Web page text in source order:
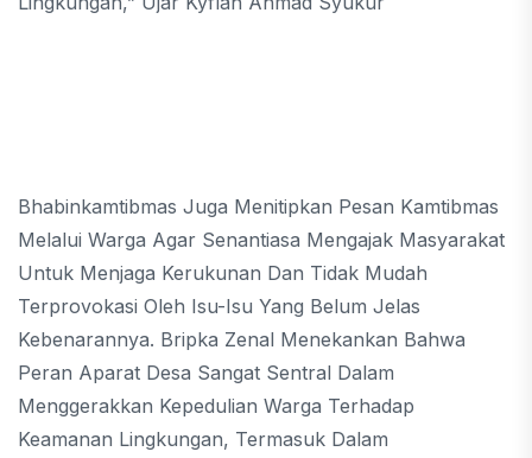
Bhabinkamtibmas Juga Menitipkan Pesan Kamtibmas
Melalui Warga Agar Senantiasa Mengajak Masyarakat
Untuk Menjaga Kerukunan Dan Tidak Mudah
Terprovokasi Oleh Isu-Isu Yang Belum Jelas
Kebenarannya. Bripka Zenal Menekankan Bahwa
Peran Aparat Desa Sangat Sentral Dalam
Menggerakkan Kepedulian Warga Terhadap
Keamanan Lingkungan, Termasuk Dalam